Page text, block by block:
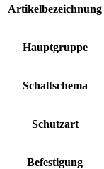
Artikelbezeichnung
Hauptgruppe
Schaltschema
Schutzart
Befestigung